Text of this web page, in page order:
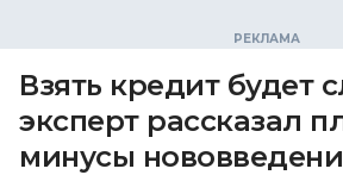
Взять кредит будет
эксперт рассказал
минусы